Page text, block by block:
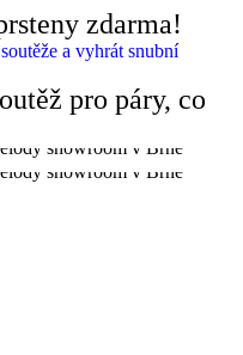
zdarma!
a vyhrát snubní
pro páry, co